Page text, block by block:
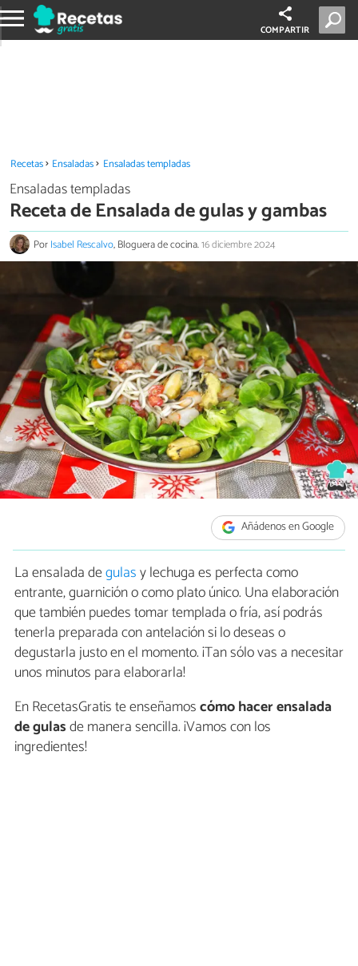
COMPARTIR
Recetas Ensaladas Ensaladas templadas
Ensaladas templadas
Receta de Ensalada de gulas y gambas
PorIsabel Rescalvo, Bloguera de cocina.16 diciembre 2024
Añádenos en Google
La ensalada degulasy lechuga es perfecta como
entrante, guarnición o como plato único. Una elaboración
que también puedes tomar templada o fría, así podrás
tenerla preparada con antelación si lo deseas o
degustarla justo en el momento. ¡Tan sólo vas a necesitar
unos minutos para elaborarla!
En RecetasGratis te enseñamoscómo hacer ensalada
de gulasde manera sencilla. ¡Vamos con los
ingredientes!